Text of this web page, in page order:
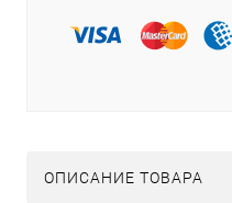
ОПИСАНИЕ ТОВАРА